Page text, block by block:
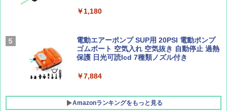
イド ブラックコーティング フルクローズ メ
ッシュ 4人用 簡単設置 ポップアップテント P
ATCW-150B エクルベージュ
￥-
￥1,180
電動エアーポンプ SUP用 20PSI 電動ポンプ
ゴムボート 空気入れ 空気抜き 自動停止 過熱
保護 日光可読lcd 7種類ノズル付き
￥7,884
Amazonランキングをもっと見る